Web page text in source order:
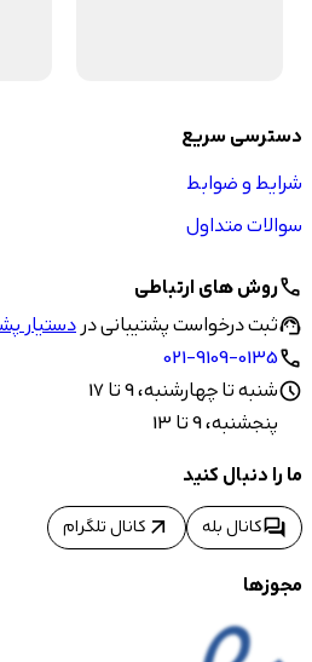
دسترسی سریع
شرایط و ضوابط
سوالات متداول
callروش های ارتباطی
support_agentثبت درخواست پشتیبانی دردستیار
call
021-9109-0135
scheduleشنبه تا چهارشنبه، 9 تا 17
پنجشنبه، 9 تا 13
ما را دنبال کنید
forumکانال بله arrow_outward کانال تلگرام
مجوزها